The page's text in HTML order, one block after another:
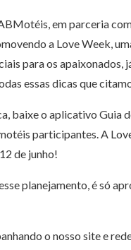
em parceria
a Love Week,
para os apaixonados,
essas dicas que
baixe o aplicativo Guia
participantes. A
de junho!
planejamento, é só
o nosso site e